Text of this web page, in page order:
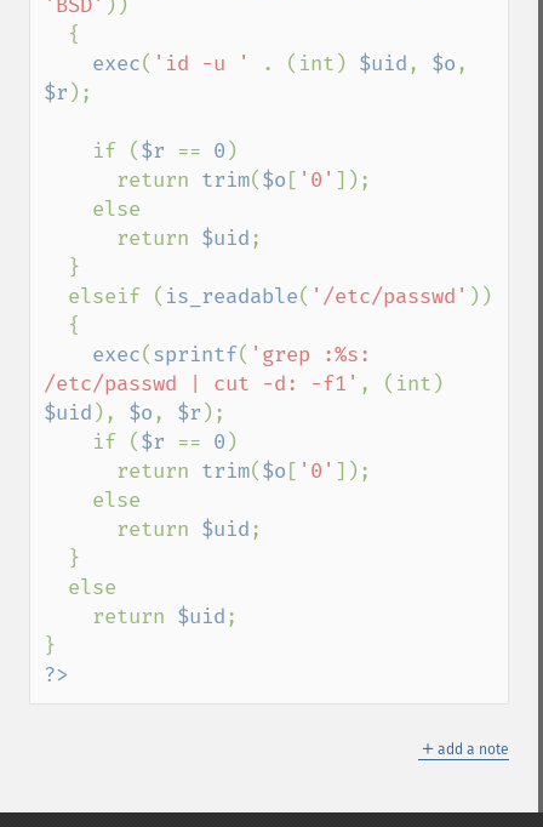
'BSD' ))
exec( 'id -u ' . (int) $uid , $o
$r );
    if (
$r == 0 )
      return
trim($o [ '0' ]);
      return
$uid;
  elseif (
is_readable( '/etc/passwd' ))
exec(sprintf( 'grep :%s:
/etc/passwd | cut -d: -f1'
$uid ), $o , $r );
    if (
$r == 0 )
      return
trim($o [ '0' ]);
      return
$uid;
    return
$uid;
?>
＋ add a note